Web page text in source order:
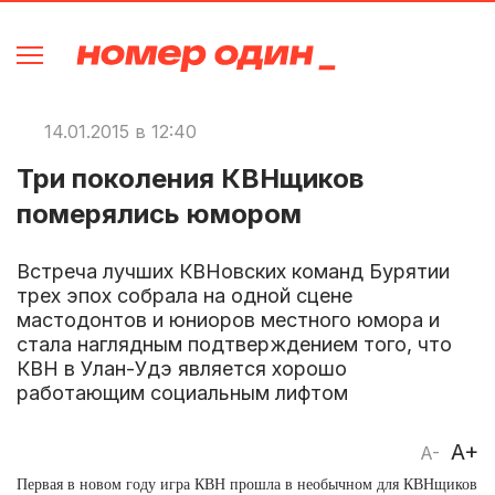
14.01.2015 в 12:40
Три поколения КВНщиков
померялись юмором
Встреча лучших КВНовских команд Бурятии
трех эпох собрала на одной сцене
мастодонтов и юниоров местного юмора и
стала наглядным подтверждением того, что
КВН в Улан-Удэ является хорошо
работающим социальным лифтом
A- A+
Первая в новом году игра КВН прошла в необычном для КВНщиков